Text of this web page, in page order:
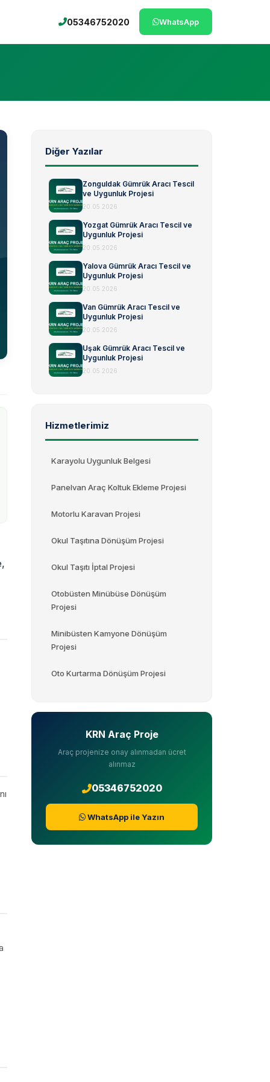
05346752020 WhatsApp
Diğer Yazılar
Zonguldak Gümrük Aracı Tescil
ve Uygunluk Projesi
20.05.2026
Yozgat Gümrük Aracı Tescil ve
Uygunluk Projesi
20.05.2026
Yalova Gümrük Aracı Tescil ve
Uygunluk Projesi
20.05.2026
Van Gümrük Aracı Tescil ve
Uygunluk Projesi
20.05.2026
Uşak Gümrük Aracı Tescil ve
Uygunluk Projesi
20.05.2026
Hizmetlerimiz
Karayolu Uygunluk Belgesi
Panelvan Araç Koltuk Ekleme Projesi
Motorlu Karavan Projesi
Okul Taşıtına Dönüşüm Projesi
Okul Taşıtı İptal Projesi
Otobüsten Minübüse Dönüşüm
Projesi
Minibüsten Kamyone Dönüşüm
Projesi
Oto Kurtarma Dönüşüm Projesi
KRN Araç Proje
Araç projenize onay alınmadan ücret
alınmaz
05346752020
WhatsApp ile Yazın